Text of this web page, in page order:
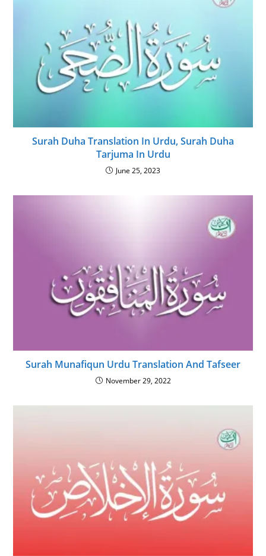
Surah Duha Translation In Urdu, Surah Duha
Tarjuma In Urdu
June 25, 2023
Surah Munafiqun Urdu Translation And Tafseer
November 29, 2022